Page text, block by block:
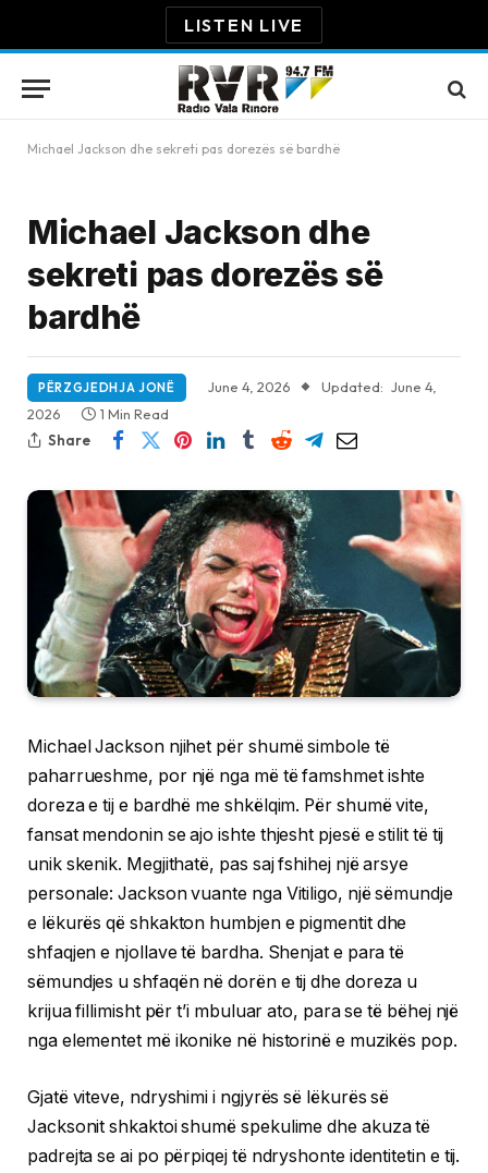
LISTEN LIVE
Michael Jackson dhe sekreti pas dorezës së bardhë
Michael Jackson dhe
sekreti pas dorezës së
bardhë
PËRZGJEDHJA JONË June 4, 2026 Updated: June 4,
2026
1 Min Read
Share
Michael Jackson njihet për shumë simbole të
paharrueshme, por një nga më të famshmet ishte
doreza e tij e bardhë me shkëlqim. Për shumë vite,
fansat mendonin se ajo ishte thjesht pjesë e stilit të tij
unik skenik. Megjithatë, pas saj fshihej një arsye
personale: Jackson vuante nga Vitiligo, një sëmundje
e lëkurës që shkakton humbjen e pigmentit dhe
shfaqjen e njollave të bardha. Shenjat e para të
sëmundjes u shfaqën në dorën e tij dhe doreza u
krijua fillimisht për t’i mbuluar ato, para se të bëhej një
nga elementet më ikonike në historinë e muzikës pop.
Gjatë viteve, ndryshimi i ngjyrës së lëkurës së
Jacksonit shkaktoi shumë spekulime dhe akuza të
padrejta se ai po përpiqej të ndryshonte identitetin e tij.